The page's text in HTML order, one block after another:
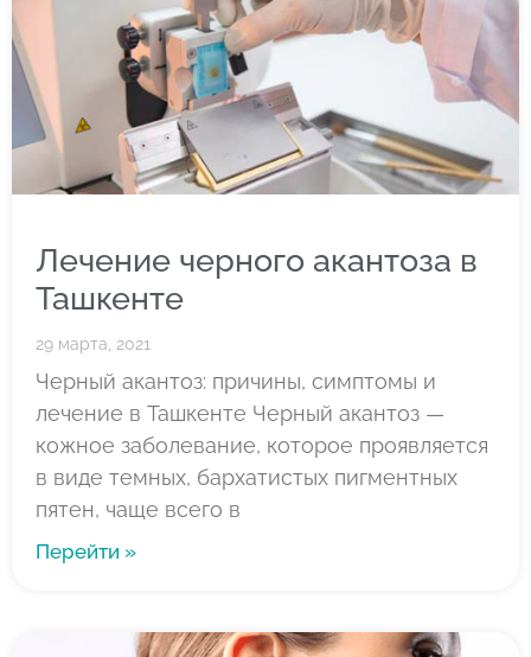
Лечение черного акантоза в
Ташкенте
29 марта, 2021
Черный акантоз: причины, симптомы и
лечение в Ташкенте Черный акантоз —
кожное заболевание, которое проявляется
в виде темных, бархатистых пигментных
пятен, чаще всего в
Перейти »